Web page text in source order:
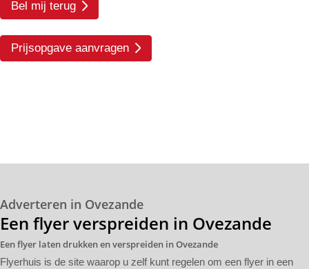
Bel mij terug
Prijsopgave aanvragen
Adverteren in Ovezande
Een flyer verspreiden in Ovezande
Een flyer laten drukken en verspreiden in Ovezande
Flyerhuis is de site waarop u zelf kunt regelen om een flyer in een